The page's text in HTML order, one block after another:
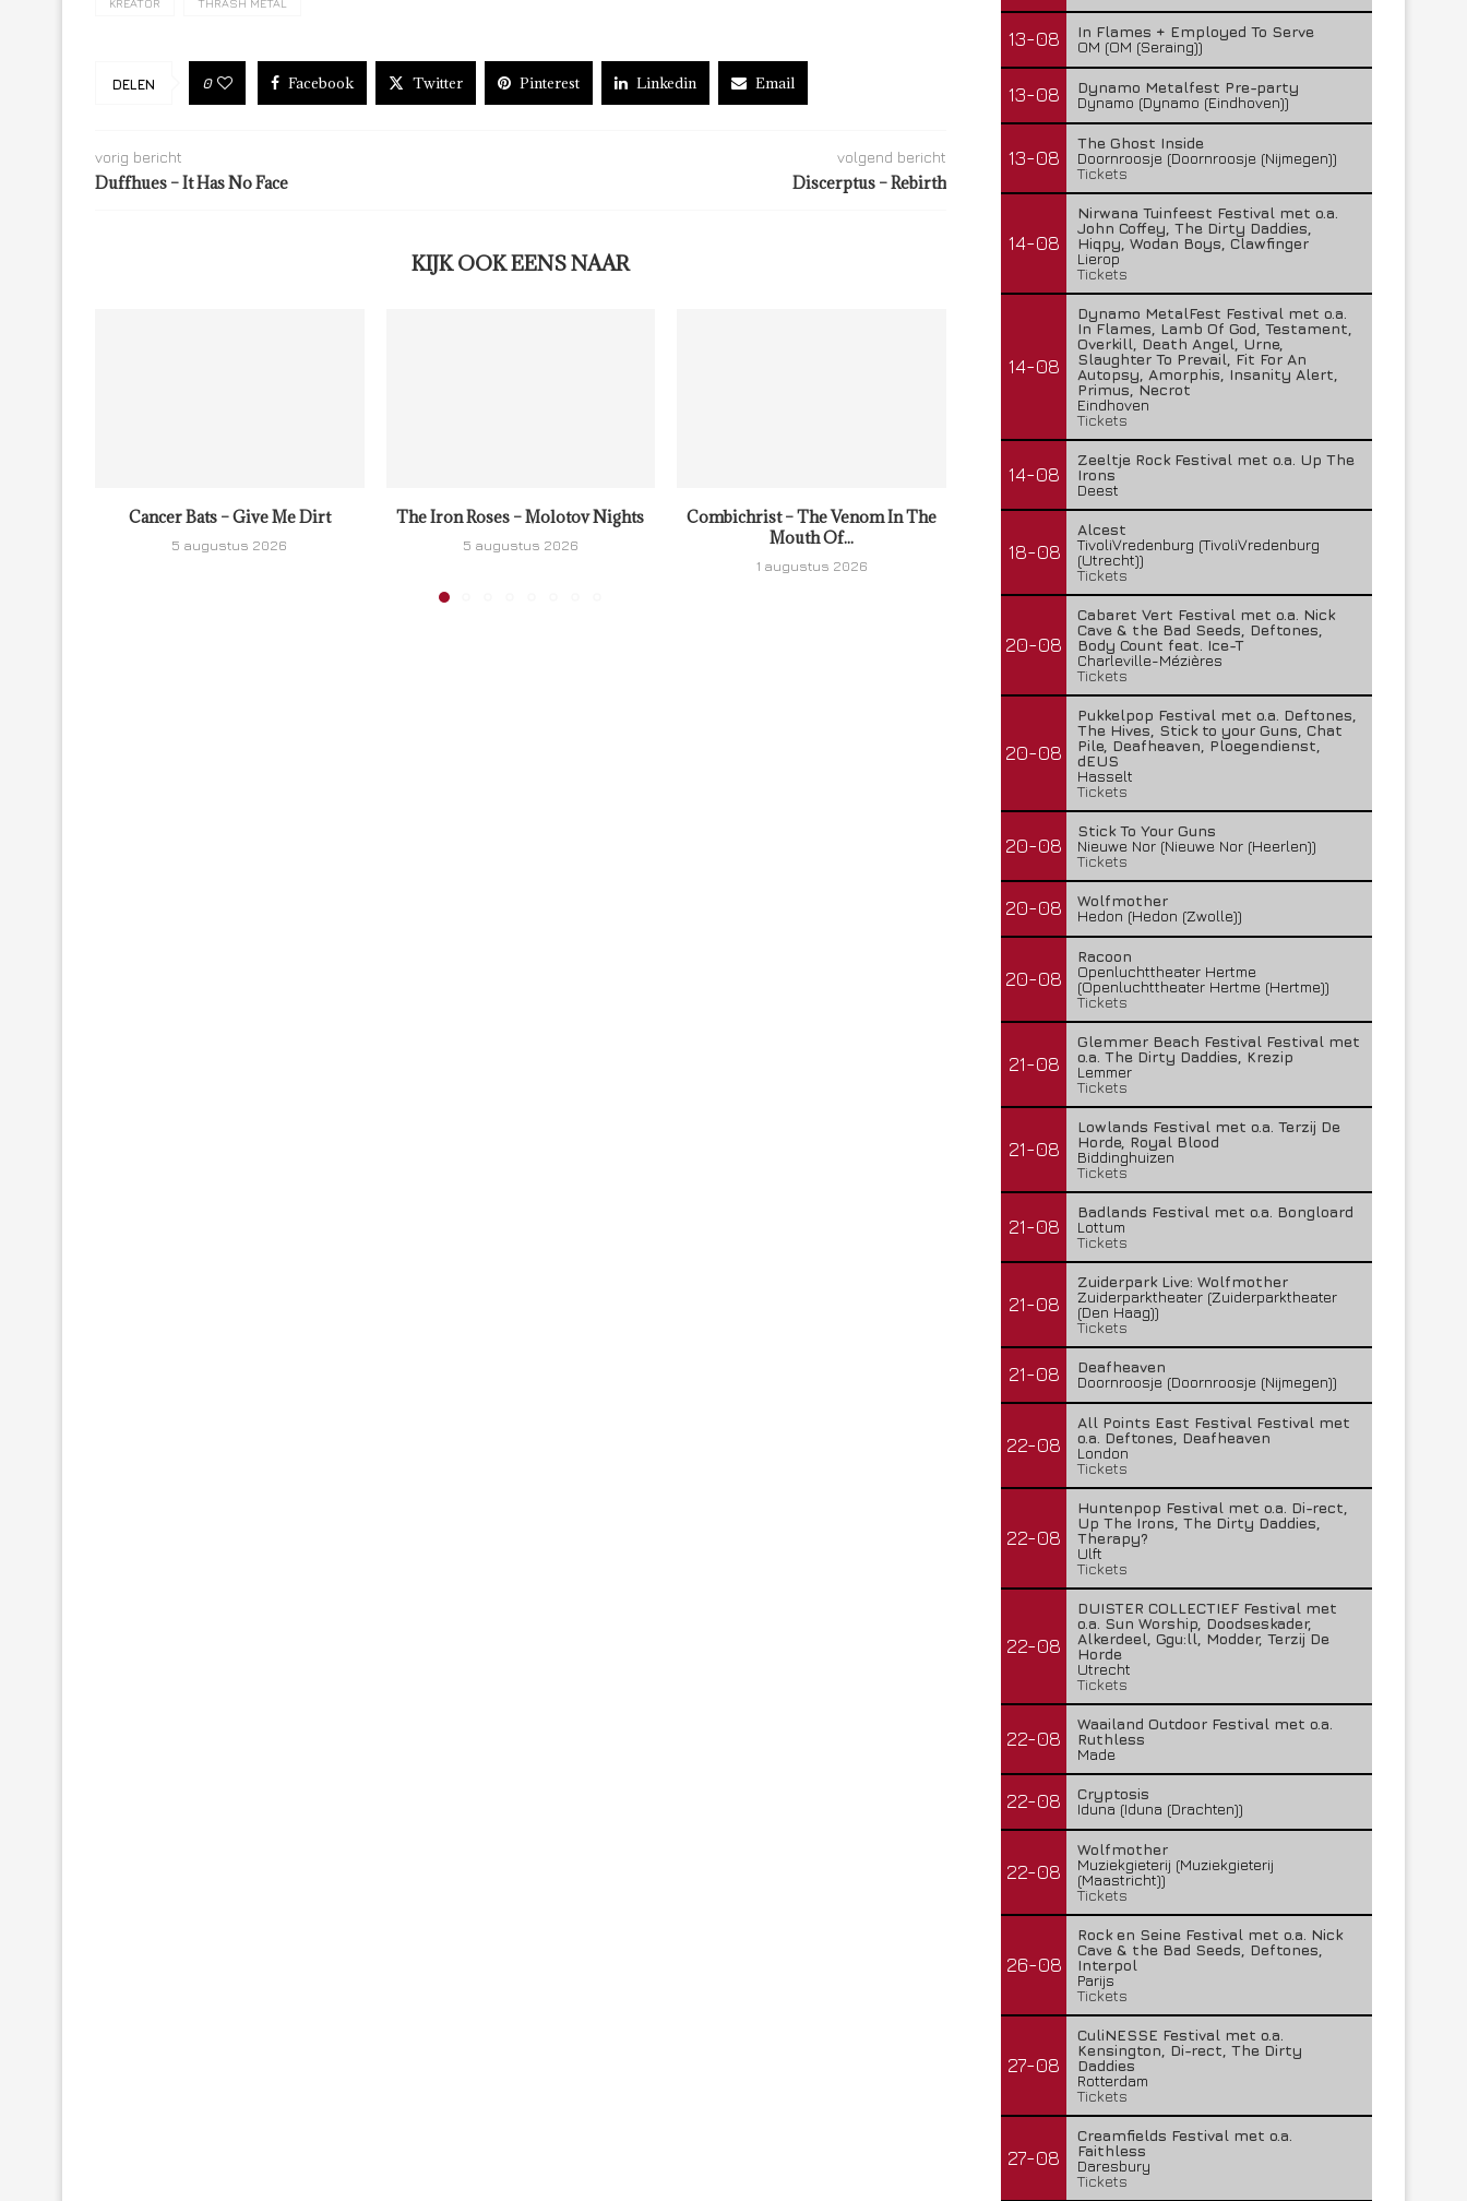
DELEN 0 Facebook Twitter Pinterest Linkedin Email
vorig bericht
Duffhues – It Has No Face
volgend bericht
Discerptus – Rebirth
KIJK OOK EENS NAAR
Cancer Bats – Give Me Dirt
5 augustus 2026
The Iron Roses – Molotov Nights
5 augustus 2026
Combichrist – The Venom In The
Mouth Of...
1 augustus 2026
Lunatic Soul – Transition II
29 juli 2026
Boneripper – Radiant In
13-08
In Flames + Employed To Serve
OM (OM (Seraing))
13-08
Dynamo Metalfest Pre-party
Dynamo (Dynamo (Eindhoven))
13-08
The Ghost Inside
Doornroosje (Doornroosje (Nijmegen))
Tickets
14-08
Nirwana Tuinfeest Festival met o.a.
John Coffey, The Dirty Daddies,
Hiqpy, Wodan Boys, Clawfinger
Lierop
Tickets
14-08
Dynamo MetalFest Festival met o.a.
In Flames, Lamb Of God, Testament,
Overkill, Death Angel, Urne,
Slaughter To Prevail, Fit For An
Autopsy, Amorphis, Insanity Alert,
Primus, Necrot
Eindhoven
Tickets
14-08
Zeeltje Rock Festival met o.a. Up The
Irons
Deest
18-08
Alcest
TivoliVredenburg (TivoliVredenburg
(Utrecht))
Tickets
20-08
Cabaret Vert Festival met o.a. Nick
Cave & the Bad Seeds, Deftones,
Body Count feat. Ice-T
Charleville-Mézières
Tickets
20-08
Pukkelpop Festival met o.a. Deftones,
The Hives, Stick to your Guns, Chat
Pile, Deafheaven, Ploegendienst,
dEUS
Hasselt
Tickets
20-08
Stick To Your Guns
Nieuwe Nor (Nieuwe Nor (Heerlen))
Tickets
20-08
Wolfmother
Hedon (Hedon (Zwolle))
20-08
Racoon
Openluchttheater Hertme
(Openluchttheater Hertme (Hertme))
Tickets
21-08
Glemmer Beach Festival Festival met
o.a. The Dirty Daddies, Krezip
Lemmer
Tickets
21-08
Lowlands Festival met o.a. Terzij De
Horde, Royal Blood
Biddinghuizen
Tickets
21-08
Badlands Festival met o.a. Bongloard
Lottum
Tickets
21-08
Zuiderpark Live: Wolfmother
Zuiderparktheater (Zuiderparktheater
(Den Haag))
Tickets
21-08
Deafheaven
Doornroosje (Doornroosje (Nijmegen))
22-08
All Points East Festival Festival met
o.a. Deftones, Deafheaven
London
Tickets
22-08
Huntenpop Festival met o.a. Di-rect,
Up The Irons, The Dirty Daddies,
Therapy?
Ulft
Tickets
22-08
DUISTER COLLECTIEF Festival met
o.a. Sun Worship, Doodseskader,
Alkerdeel, Ggu:ll, Modder, Terzij De
Horde
Utrecht
Tickets
22-08
Waailand Outdoor Festival met o.a.
Ruthless
Made
22-08
Cryptosis
Iduna (Iduna (Drachten))
22-08
Wolfmother
Muziekgieterij (Muziekgieterij
(Maastricht))
Tickets
26-08
Rock en Seine Festival met o.a. Nick
Cave & the Bad Seeds, Deftones,
Interpol
Parijs
Tickets
27-08
CuliNESSE Festival met o.a.
Kensington, Di-rect, The Dirty
Daddies
Rotterdam
Tickets
27-08
Creamfields Festival met o.a.
Faithless
Daresbury
Tickets